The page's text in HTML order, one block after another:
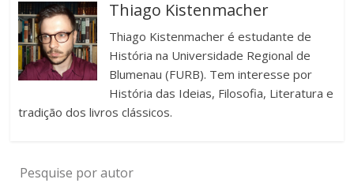
Thiago Kistenmacher
Thiago Kistenmacher é estudante de
História na Universidade Regional de
Blumenau (FURB). Tem interesse por
História das Ideias, Filosofia, Literatura e
tradição dos livros clássicos.
Pesquise por autor